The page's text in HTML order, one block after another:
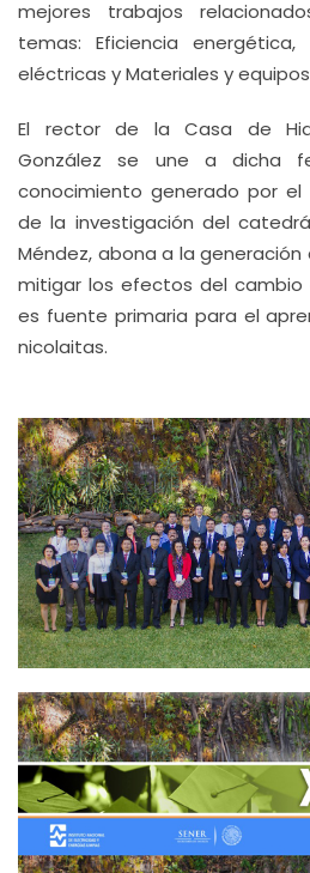
mejores trabajos
temas: Eficiencia energética,
eléctricas y Materiales y
El rector de la Casa de
González se une a dicha
conocimiento generado por
de la investigación del
Méndez, abona a la
mitigar los efectos del cambio
es fuente primaria para el
nicolaitas.